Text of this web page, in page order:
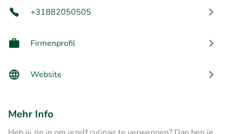
+31882050505
Firmenprofil
Website
Mehr Info